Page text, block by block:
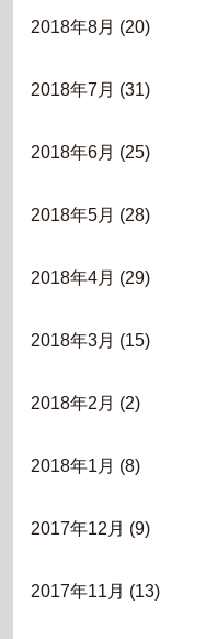
2018年8月 (20)
2018年7月 (31)
2018年6月 (25)
2018年5月 (28)
2018年4月 (29)
2018年3月 (15)
2018年2月 (2)
2018年1月 (8)
2017年12月 (9)
2017年11月 (13)